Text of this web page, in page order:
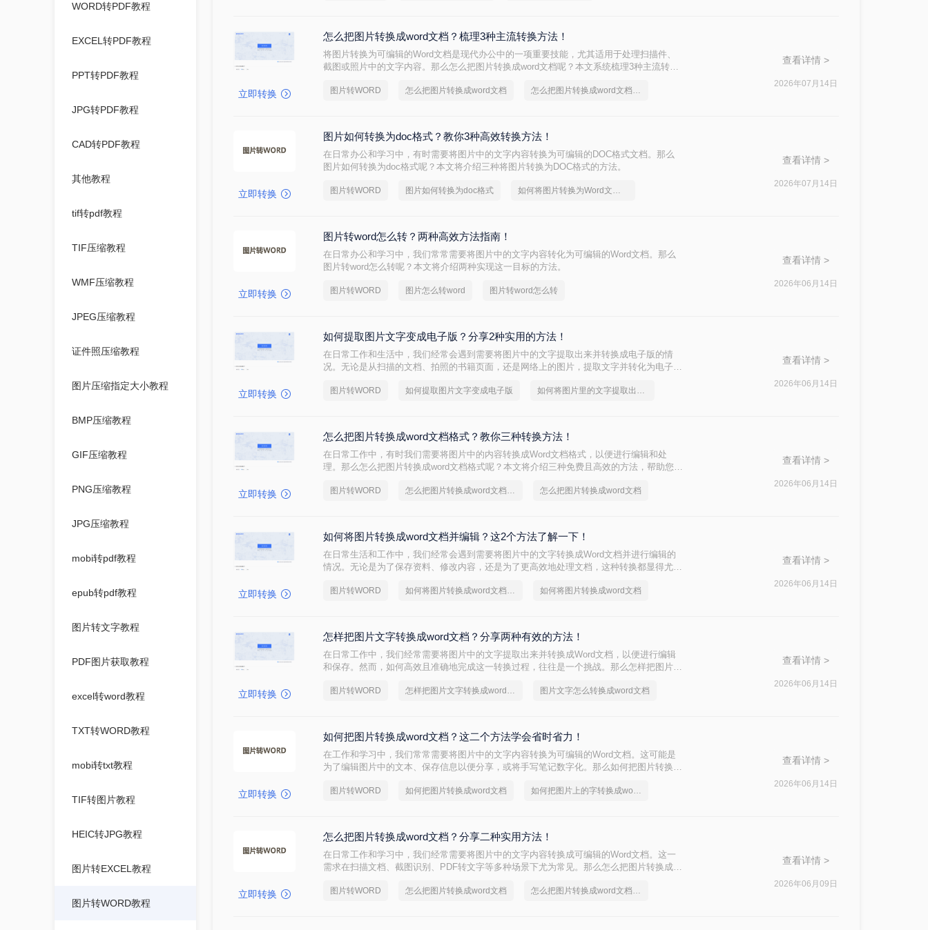
WORD转PDF教程
EXCEL转PDF教程
PPT转PDF教程
JPG转PDF教程
CAD转PDF教程
其他教程
tif转pdf教程
TIF压缩教程
WMF压缩教程
JPEG压缩教程
证件照压缩教程
图片压缩指定大小教程
BMP压缩教程
GIF压缩教程
PNG压缩教程
JPG压缩教程
mobi转pdf教程
epub转pdf教程
图片转文字教程
PDF图片获取教程
excel转word教程
TXT转WORD教程
mobi转txt教程
TIF转图片教程
HEIC转JPG教程
图片转EXCEL教程
图片转WORD教程
立即转换
怎么把图片转换成word文档？梳理3种主流转换方法！
将图片转换为可编辑的Word文档是现代办公中的一项重要技能，尤其适用于处理扫描件、
截图或照片中的文字内容。那么怎么把图片转换成word文档呢？本文系统梳理3种主流转换
图片转WORD 怎么把图片转换成word文档 怎么把图片转换成word文档格式
查看详情 >
2026年07月14日
立即转换
图片如何转换为doc格式？教你3种高效转换方法！
在日常办公和学习中，有时需要将图片中的文字内容转换为可编辑的DOC格式文档。那么
图片如何转换为doc格式呢？本文将介绍三种将图片转换为DOC格式的方法。
图片转WORD 图片如何转换为doc格式 如何将图片转换为Word文档格式
查看详情 >
2026年07月14日
立即转换
图片转word怎么转？两种高效方法指南！
在日常办公和学习中，我们常常需要将图片中的文字内容转化为可编辑的Word文档。那么
图片转word怎么转呢？本文将介绍两种实现这一目标的方法。
图片转WORD 图片怎么转word 图片转word怎么转
查看详情 >
2026年06月14日
立即转换
如何提取图片文字变成电子版？分享2种实用的方法！
在日常工作和生活中，我们经常会遇到需要将图片中的文字提取出来并转换成电子版的情
况。无论是从扫描的文档、拍照的书籍页面，还是网络上的图片，提取文字并转化为电子版
用的方法来实现这一目标。
图片转WORD 如何提取图片文字变成电子版 如何将图片里的文字提取出来变成文档
查看详情 >
2026年06月14日
立即转换
怎么把图片转换成word文档格式？教你三种转换方法！
在日常工作中，有时我们需要将图片中的内容转换成Word文档格式，以便进行编辑和处
理。那么怎么把图片转换成word文档格式呢？本文将介绍三种免费且高效的方法，帮助您轻
图片转WORD 怎么把图片转换成word文档格式 怎么把图片转换成word文档
查看详情 >
2026年06月14日
立即转换
如何将图片转换成word文档并编辑？这2个方法了解一下！
在日常生活和工作中，我们经常会遇到需要将图片中的文字转换成Word文档并进行编辑的
情况。无论是为了保存资料、修改内容，还是为了更高效地处理文档，这种转换都显得尤为
标。
图片转WORD 如何将图片转换成word文档并编辑 如何将图片转换成word文档
查看详情 >
2026年06月14日
立即转换
怎样把图片文字转换成word文档？分享两种有效的方法！
在日常工作中，我们经常需要将图片中的文字提取出来并转换成Word文档，以便进行编辑
和保存。然而，如何高效且准确地完成这一转换过程，往往是一个挑战。那么怎样把图片文
的转换。
图片转WORD 怎样把图片文字转换成word文档 图片文字怎么转换成word文档
查看详情 >
2026年06月14日
立即转换
如何把图片转换成word文档？这二个方法学会省时省力！
在工作和学习中，我们常常需要将图片中的文字内容转换为可编辑的Word文档。这可能是
为了编辑图片中的文本、保存信息以便分享，或将手写笔记数字化。那么如何把图片转换成
图片转WORD 如何把图片转换成word文档 如何把图片上的字转换成word文档
查看详情 >
2026年06月14日
立即转换
怎么把图片转换成word文档？分享二种实用方法！
在日常工作和学习中，我们经常需要将图片中的文字内容转换成可编辑的Word文档。这一
需求在扫描文档、截图识别、PDF转文字等多种场景下尤为常见。那么怎么把图片转换成
图片转WORD 怎么把图片转换成word文档 怎么把图片转换成word文档格式
查看详情 >
2026年06月09日